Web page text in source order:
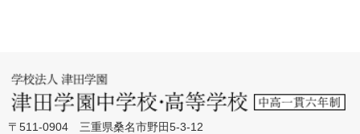
〒511-0904 三重県桑名市野田5-3-12